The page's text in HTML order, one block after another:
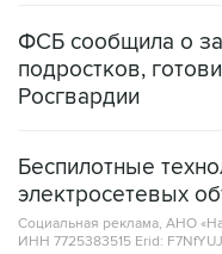
ФСБ сообщила о
подростков,
Росгвардии
Беспилотные
электросетевых
Социальная реклама, АНО
ИНН 7725383515 Erid: